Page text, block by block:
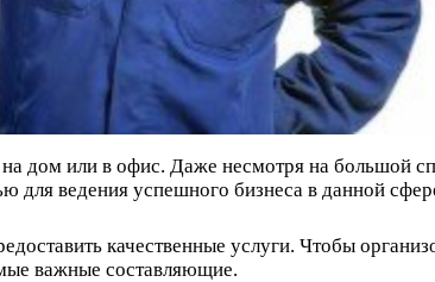
дом или в офис. Даже несмотря на большой
для ведения успешного бизнеса в данной
качественные услуги. Чтобы
важные составляющие.